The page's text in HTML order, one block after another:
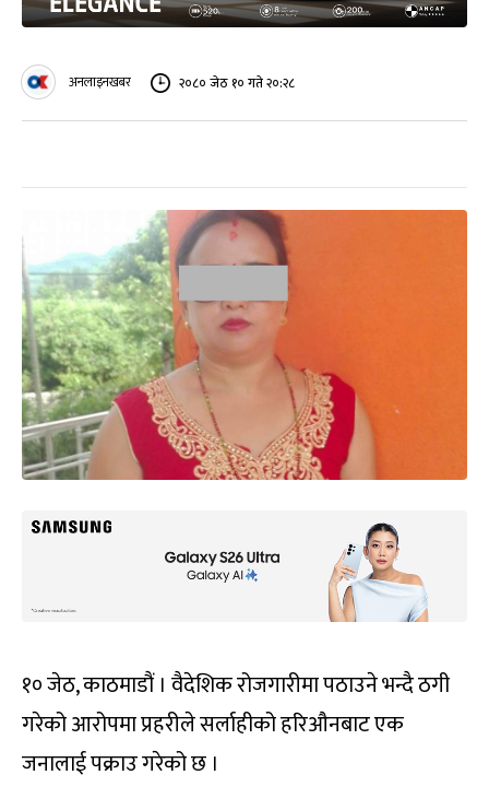
अनलाइनखबर २०८० जेठ १० गते २०:२८
१० जेठ, काठमाडौं । वैदेशिक रोजगारीमा पठाउने भन्दै ठगी
गरेको आरोपमा प्रहरीले सर्लाहीको हरिऔनबाट एक
जनालाई पक्राउ गरेको छ ।